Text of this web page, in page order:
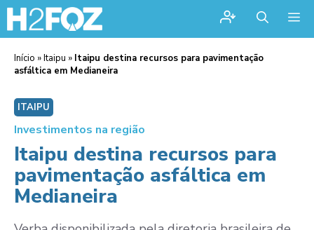
Início »Itaipu » Itaipu destina recursos para pavimentação
asfáltica em Medianeira
ITAIPU
Investimentos na região
Itaipu destina recursos para
pavimentação asfáltica em
Medianeira